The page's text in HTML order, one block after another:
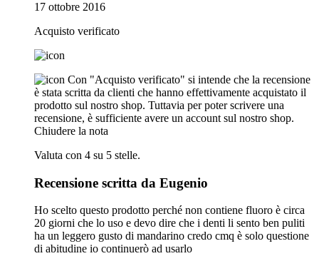
17 ottobre 2016
Acquisto verificato
Con "Acquisto verificato" si intende che la recensione
è stata scritta da clienti che hanno effettivamente acquistato il
prodotto sul nostro shop. Tuttavia per poter scrivere una
recensione, è sufficiente avere un account sul nostro shop.
Chiudere la nota
Valuta con 4 su 5 stelle.
Recensione scritta da Eugenio
Ho scelto questo prodotto perché non contiene fluoro è circa
20 giorni che lo uso e devo dire che i denti li sento ben puliti
ha un leggero gusto di mandarino credo cmq è solo questione
di abitudine io continuerò ad usarlo